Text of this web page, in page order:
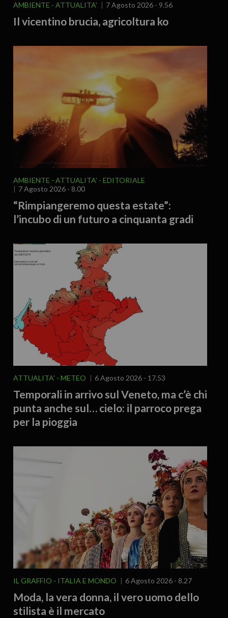
AMBIENTE ATTUALITA' 7 Agosto 2026 - 9.56
Il vicentino brucia, agricoltura ko
AMBIENTE ATTUALITA'
EDITORIALE
7 Agosto 2026 - 8.00
“Rimpiangeremo questa estate”:
l’incubo di un futuro a cinquanta gradi
ATTUALITA' METEO 6 Agosto 2026 - 17.53
Temporali in arrivo sul Veneto, ma c’è chi
punta anche sul… cielo: il parroco prega
per la pioggia
IL GRAFFIO ITALIA E MONDO 6 Agosto 2026 - 8.27
Moda, la vera donna, il vero uomo dello
stilista è il mercato